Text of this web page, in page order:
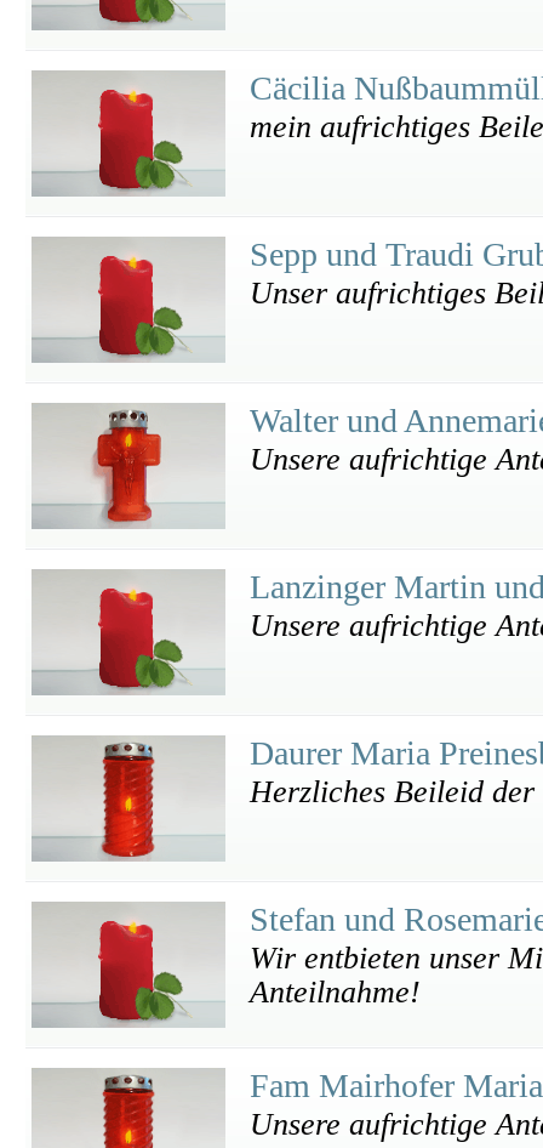
Cäcilia
mein aufrichtiges
Sepp und Traudi
Unser aufrichtiges
Walter und
Unsere aufrichtige
Lanzinger Martin
Unsere aufrichtige
Daurer Maria
Herzliches Beileid
Stefan und
Wir entbieten unser
Anteilnahme!
Fam Mairhofer
Unsere aufrichtige